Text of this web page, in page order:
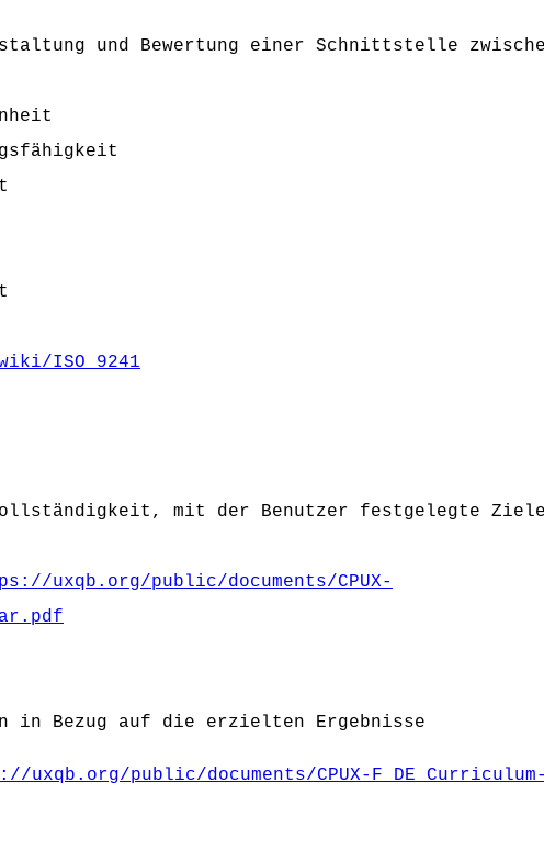
und Bewertung einer Schnittstelle
ISO_9241
mit der Benutzer festgelegte
uxqb.org/public/documents/CPUX-
in Bezug auf die erzielten Ergebnisse
uxqb.org/public/documents/CPUX-